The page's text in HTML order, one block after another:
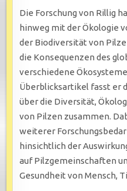
Die Forschung von Rillig
hinweg mit der Ökologie
der Biodiversität von
die Konsequenzen des
verschiedene
Überblicksartikel fasst er
über die Diversität,
von Pilzen zusammen.
weiterer
hinsichtlich der
auf Pilzgemeinschaften
Gesundheit von Mensch,